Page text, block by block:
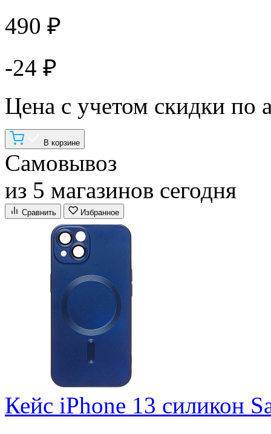
490 ₽
-24 ₽
Цена с учетом скидки по
В корзине
Самовывоз
из 5 магазинов сегодня
Сравнить Избранное
Кейс iPhone 13 силикон